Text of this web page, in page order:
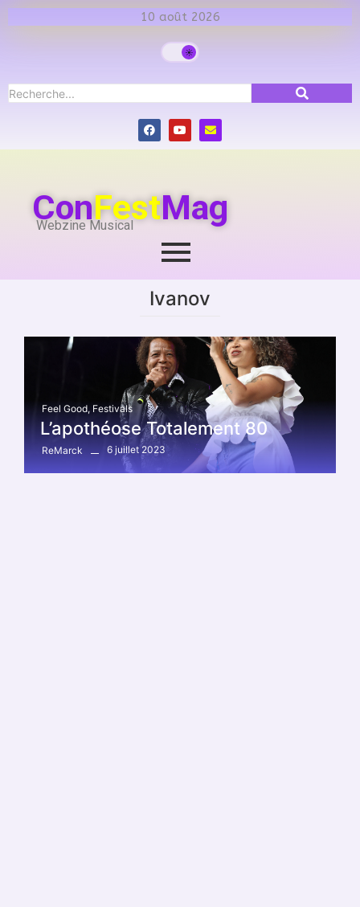
10 août 2026
ConFestMag
Webzine Musical
Ivanov
Feel Good, Festivals
L’apothéose Totalement 80
ReMarck 6 juillet 2023